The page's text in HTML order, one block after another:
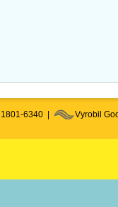
1801-6340 | Vyrobil